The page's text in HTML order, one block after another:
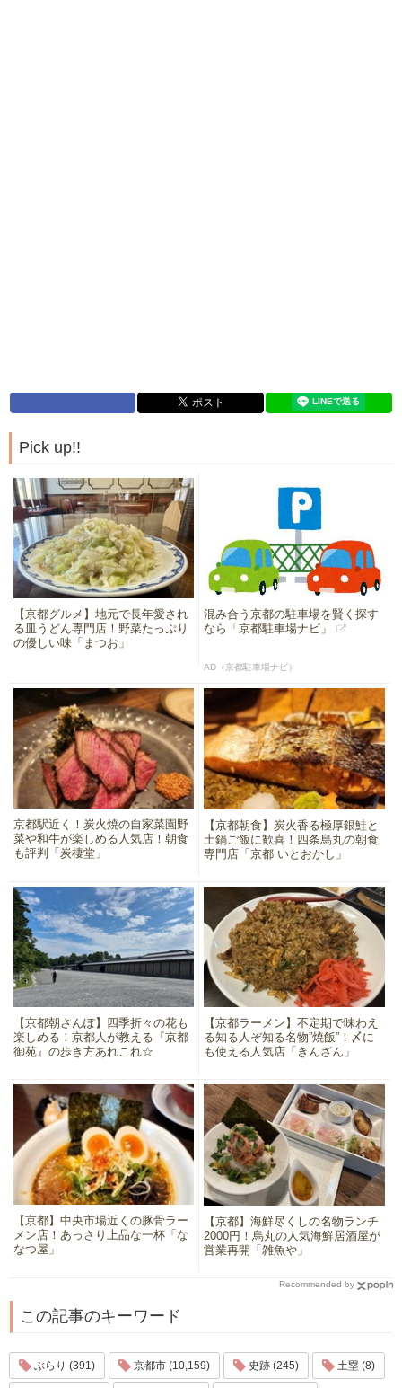
Pick up!!
【京都グルメ】地元で長年愛され
る皿うどん専門店！野菜たっぷり
の優しい味「まつお」
混み合う京都の駐車場を賢く探す
なら「京都駐車場ナビ」
AD（京都駐車場ナビ）
京都駅近く！炭火焼の自家菜園野
菜や和牛が楽しめる人気店！朝食
も評判「炭棲堂」
【京都朝食】炭火香る極厚銀鮭と
土鍋ご飯に歓喜！四条烏丸の朝食
専門店「京都 いとおかし」
【京都朝さんぽ】四季折々の花も
楽しめる！京都人が教える『京都
御苑』の歩き方あれこれ☆
【京都ラーメン】不定期で味わえ
る知る人ぞ知る名物”焼飯”！〆に
も使える人気店「きんざん」
【京都】中央市場近くの豚骨ラー
メン店！あっさり上品な一杯「な
なつ屋」
【京都】海鮮尽くしの名物ランチ
2000円！烏丸の人気海鮮居酒屋が
営業再開「雑魚や」
Recommended by
この記事のキーワード
ぶらり (391) 京都市 (10,159) 史跡 (245) 土塁 (8)